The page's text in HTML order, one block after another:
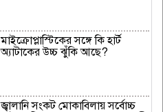
মাইক্রোপ্লাস্টিকের সঙ্গে কি হার্ট
অ্যাটাকের উচ্চ ঝুঁকি আছে?
জ্বালানি সংকট মোকাবিলায় সর্বোচ্চ